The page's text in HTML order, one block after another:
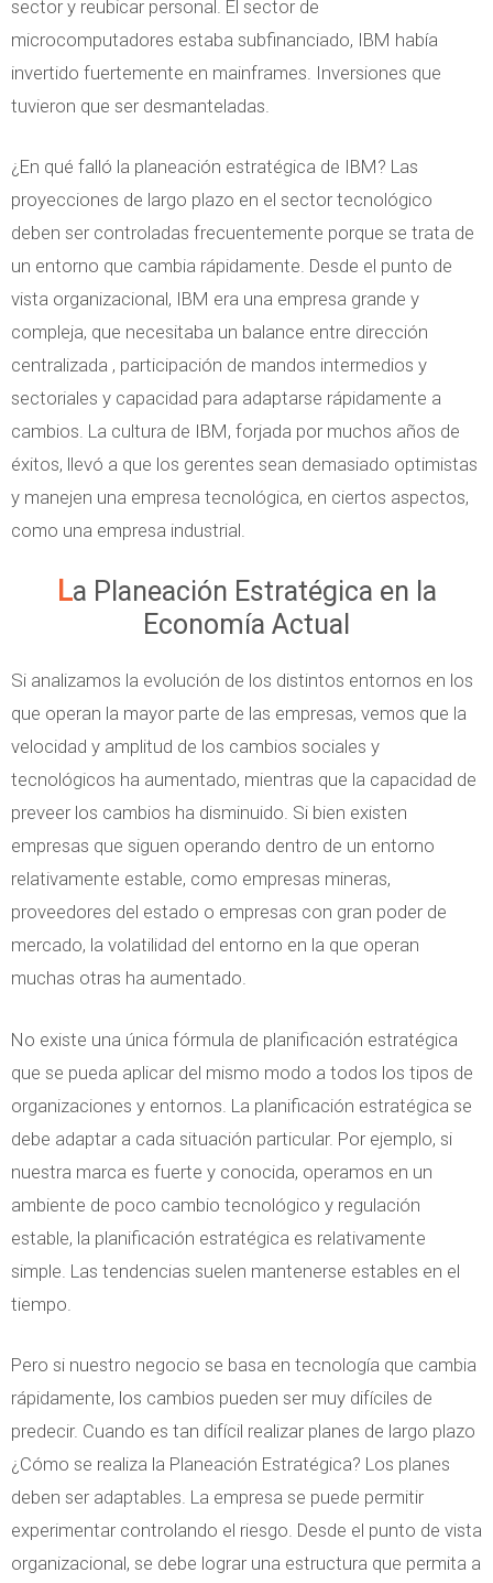
sector y reubicar personal. El sector de
microcomputadores estaba subfinanciado, IBM había
invertido fuertemente en mainframes. Inversiones que
tuvieron que ser desmanteladas.
¿En qué falló la planeación estratégica de IBM? Las
proyecciones de largo plazo en el sector tecnológico
deben ser controladas frecuentemente porque se trata de
un entorno que cambia rápidamente. Desde el punto de
vista organizacional, IBM era una empresa grande y
compleja, que necesitaba un balance entre dirección
centralizada , participación de mandos intermedios y
sectoriales y capacidad para adaptarse rápidamente a
cambios. La cultura de IBM, forjada por muchos años de
éxitos, llevó a que los gerentes sean demasiado optimistas
y manejen una empresa tecnológica, en ciertos aspectos,
como una empresa industrial.
La Planeación Estratégica en la
Economía Actual
Si analizamos la evolución de los distintos entornos en los
que operan la mayor parte de las empresas, vemos que la
velocidad y amplitud de los cambios sociales y
tecnológicos ha aumentado, mientras que la capacidad de
preveer los cambios ha disminuido. Si bien existen
empresas que siguen operando dentro de un entorno
relativamente estable, como empresas mineras,
proveedores del estado o empresas con gran poder de
mercado, la volatilidad del entorno en la que operan
muchas otras ha aumentado.
No existe una única fórmula de planificación estratégica
que se pueda aplicar del mismo modo a todos los tipos de
organizaciones y entornos. La planificación estratégica se
debe adaptar a cada situación particular. Por ejemplo, si
nuestra marca es fuerte y conocida, operamos en un
ambiente de poco cambio tecnológico y regulación
estable, la planificación estratégica es relativamente
simple. Las tendencias suelen mantenerse estables en el
tiempo.
Pero si nuestro negocio se basa en tecnología que cambia
rápidamente, los cambios pueden ser muy difíciles de
predecir. Cuando es tan difícil realizar planes de largo plazo
¿Cómo se realiza la Planeación Estratégica? Los planes
deben ser adaptables. La empresa se puede permitir
experimentar controlando el riesgo. Desde el punto de vista
organizacional, se debe lograr una estructura que permita a